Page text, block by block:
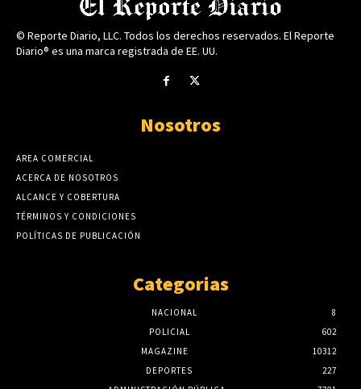
© Reporte Diario, LLC. Todos los derechos reservados. El Reporte
Diario® es una marca registrada de EE. UU.
Nosotros
AREA COMERCIAL
ACERCA DE NOSOTROS
ALCANCE Y COBERTURA
TÉRMINOS Y CONDICIONES
POLÍTICAS DE PUBLICACIÓN
Categorias
NACIONAL
8
POLICIAL
602
MAGAZINE
10312
DEPORTES
227